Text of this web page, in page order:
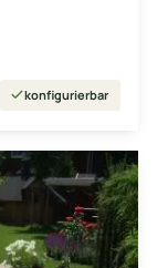
konfigurierbar